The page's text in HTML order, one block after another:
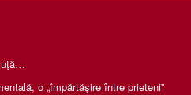
o „împărtăşire între prieteni”